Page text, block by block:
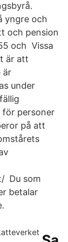
yngre och
och pension
och Vissa
är att
är
under
personer
på att
Du som
betalar